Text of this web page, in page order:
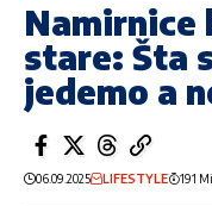
Namirnice
stare: Šta
jedemo a
06.09.2025 LIFESTYLE 191